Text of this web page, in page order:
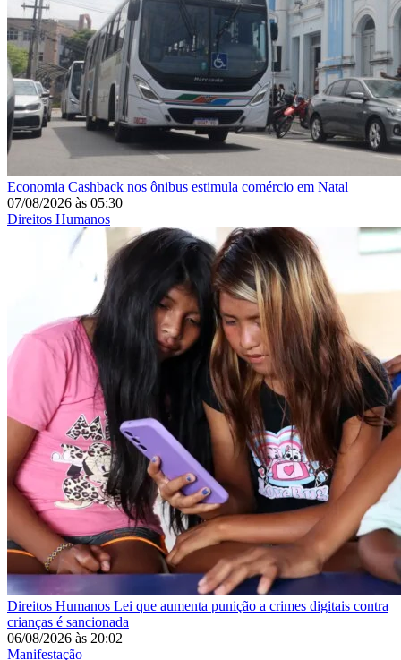
Economia Cashback nos ônibus estimula comércio em Natal
07/08/2026 às 05:30
Direitos Humanos
Direitos Humanos Lei que aumenta punição a crimes digitais contra
crianças é sancionada
06/08/2026 às 20:02
Manifestação